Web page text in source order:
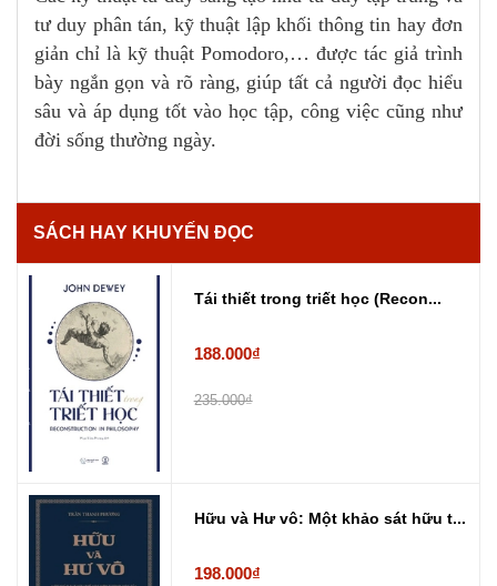
tư duy phân tán, kỹ thuật lập khối thông tin hay đơn
giản chỉ là kỹ thuật Pomodoro,… được tác giả trình
bày ngắn gọn và rõ ràng, giúp tất cả người đọc hiểu
sâu và áp dụng tốt vào học tập, công việc cũng như
đời sống thường ngày.
SÁCH HAY KHUYẾN ĐỌC
Tái thiết trong triết học (Recon...
188.000₫
235.000₫
Hữu và Hư vô: Một khảo sát hữu t...
198.000₫